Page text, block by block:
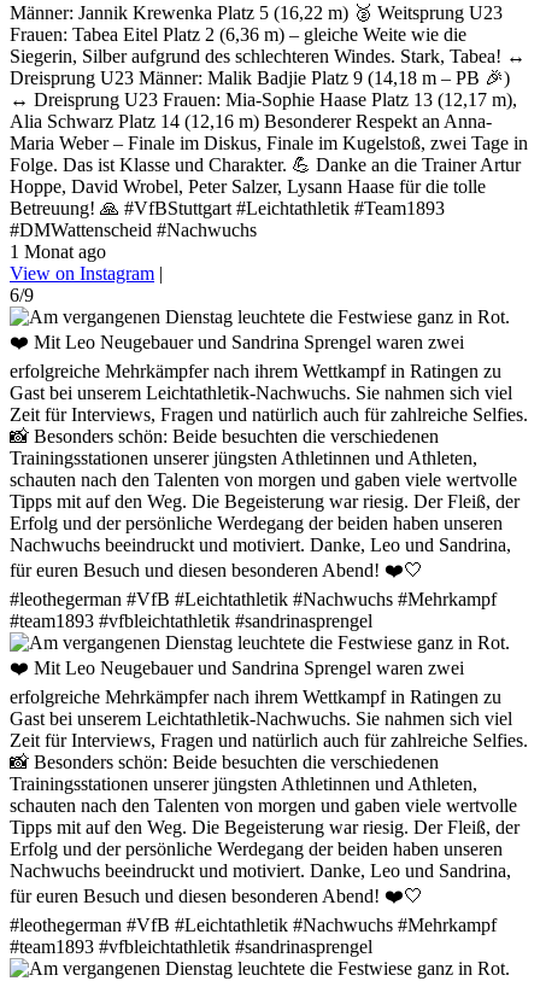
Männer: Jannik Krewenka Platz 5 (16,22 m) 🥈 Weitsprung U23
Frauen: Tabea Eitel Platz 2 (6,36 m) – gleiche Weite wie die
Siegerin, Silber aufgrund des schlechteren Windes. Stark, Tabea! ↔️
Dreisprung U23 Männer: Malik Badjie Platz 9 (14,18 m – PB 🎉)
↔️ Dreisprung U23 Frauen: Mia-Sophie Haase Platz 13 (12,17 m),
Alia Schwarz Platz 14 (12,16 m) Besonderer Respekt an Anna-
Maria Weber – Finale im Diskus, Finale im Kugelstoß, zwei Tage in
Folge. Das ist Klasse und Charakter. 💪 Danke an die Trainer Artur
Hoppe, David Wrobel, Peter Salzer, Lysann Haase für die tolle
Betreuung! 🙏 #VfBStuttgart #Leichtathletik #Team1893
#DMWattenscheid #Nachwuchs
1 Monat ago
View on Instagram |
6/9